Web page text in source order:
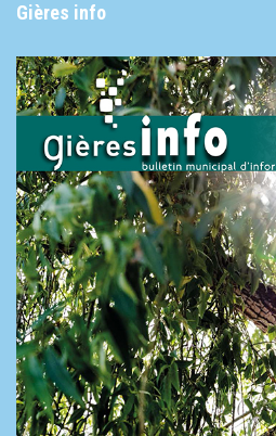
Gières info